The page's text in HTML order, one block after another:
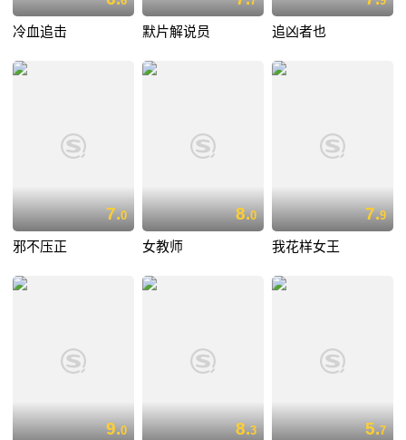
冷血追击 默片解说员 追凶者也
7.0
邪不压正
8.0
女教师
7.9
我花样女王
9.0 8.3 5.7